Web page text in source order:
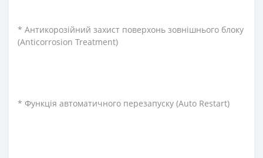
* Антикорозійний захист поверхонь зовнішнього блоку
(Anticorrosion Treatment)
* Функція автоматичного перезапуску (Auto Restart)